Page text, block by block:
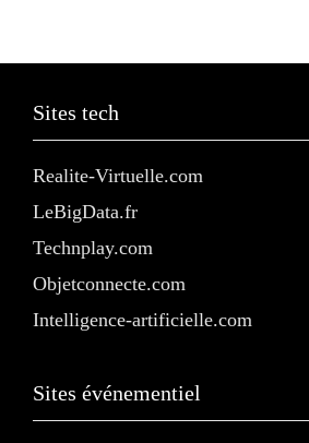
Sites tech
Realite-Virtuelle.com
LeBigData.fr
Technplay.com
Objetconnecte.com
Intelligence-artificielle.com
Sites événementiel